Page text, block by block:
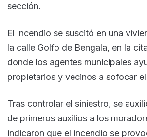
sección.
El incendio se suscitó en una
la calle Golfo de Bengala, en la
donde los agentes municipales
propietarios y vecinos a sofocar
Tras controlar el siniestro, se
de primeros auxilios a los
indicaron que el incendio se